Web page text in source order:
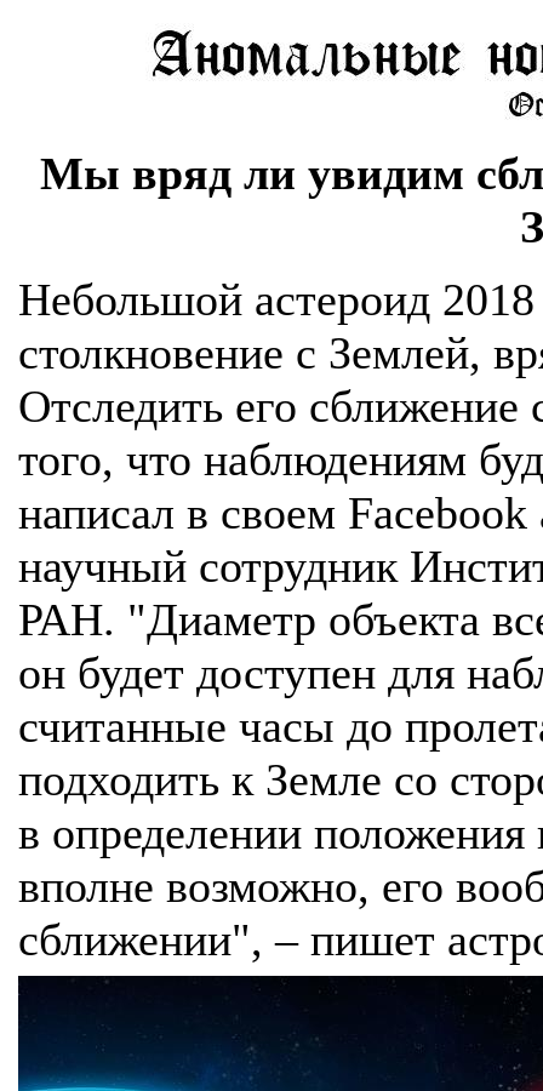
Мы вряд ли увидим
Небольшой астероид
столкновение с Землей,
Отследить его сближение
того, что наблюдениям
написал в своем
научный сотрудник
РАН. "Диаметр объекта
он будет доступен для
считанные часы до
подходить к Земле со
в определении положения
вполне возможно, его
сближении", – пишет